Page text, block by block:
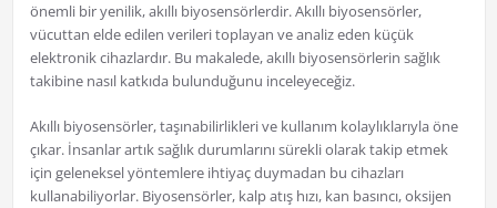
önemli bir yenilik, akıllı biyosensörlerdir. Akıllı biyosensörler,
vücuttan elde edilen verileri toplayan ve analiz eden küçük
elektronik cihazlardır. Bu makalede, akıllı biyosensörlerin sağlık
takibine nasıl katkıda bulunduğunu inceleyeceğiz.
Akıllı biyosensörler, taşınabilirlikleri ve kullanım kolaylıklarıyla öne
çıkar. İnsanlar artık sağlık durumlarını sürekli olarak takip etmek
için geleneksel yöntemlere ihtiyaç duymadan bu cihazları
kullanabiliyorlar. Biyosensörler, kalp atış hızı, kan basıncı, oksijen